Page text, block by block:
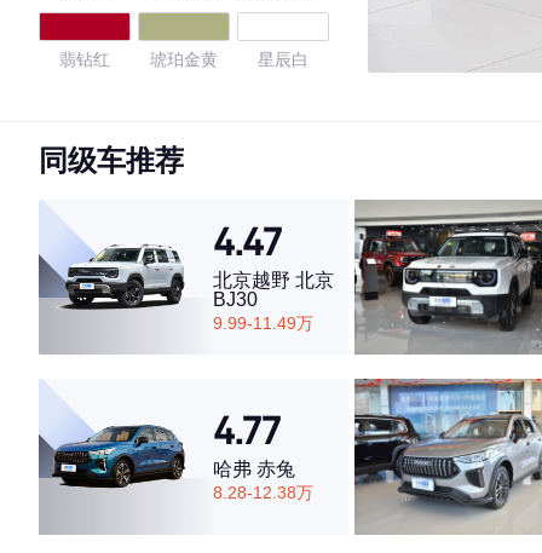
翡钻红 琥珀金黄 星辰白
4.75
·外观表现较为优秀，优于50%同级车
·内饰表现较为优秀，优于66%同级车
·空间表现较为优秀，优于93%同级车
同级车推荐
4.47
北京越野 北京
BJ30
9.99-11.49万
4.77
哈弗 赤兔
8.28-12.38万